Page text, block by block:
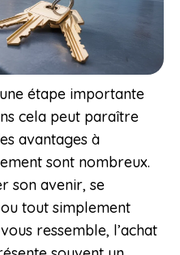
étape importante
cela peut paraître
avantages à
sont nombreux.
son avenir, se
tout simplement
ressemble, l’achat